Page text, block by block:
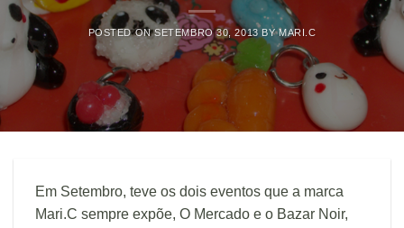
POSTED ONSETEMBRO 30, 2013 BYMARI.C
Em Setembro, teve os dois eventos que a marca
Mari.C sempre expõe, O Mercado e o Bazar Noir,